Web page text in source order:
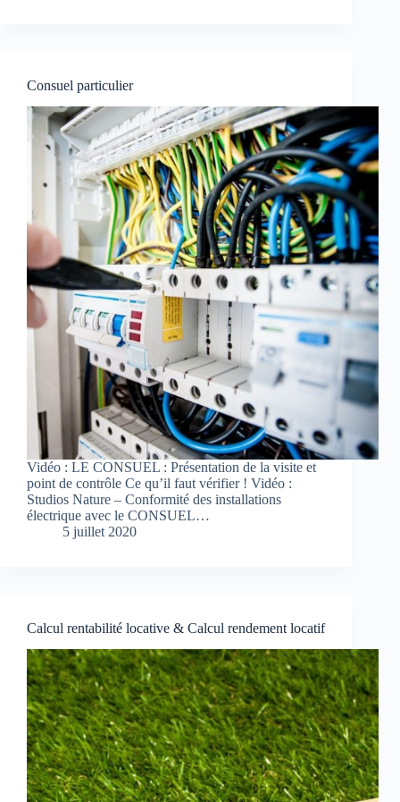
Consuel particulier
Vidéo : LE CONSUEL : Présentation de la visite et
point de contrôle Ce qu’il faut vérifier ! Vidéo :
Studios Nature – Conformité des installations
électrique avec le CONSUEL…
5 juillet 2020
Calcul rentabilité locative & Calcul rendement locatif